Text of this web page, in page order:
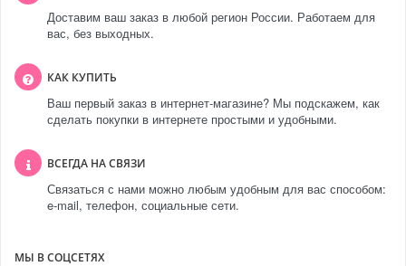
Доставим ваш заказ в любой регион России. Работаем для
вас, без выходных.
КАК КУПИТЬ
Ваш первый заказ в интернет-магазине? Мы подскажем, как
сделать покупки в интернете простыми и удобными.
ВСЕГДА НА СВЯЗИ
Связаться с нами можно любым удобным для вас способом:
e-mail, телефон, социальные сети.
МЫ В СОЦСЕТЯХ